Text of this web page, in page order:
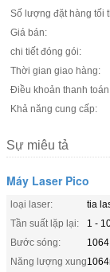
Số lượng đặt hàng tối
Giá bán:
chi tiết đóng gói:
Thời gian giao hàng:
Điều khoản thanh
Khả năng cung cấp:
Sự miêu tả
Máy Laser Pico
loại laser:
tia
Tần suất lặp lại:
1 -
Bước sóng:
Năng lượng xung